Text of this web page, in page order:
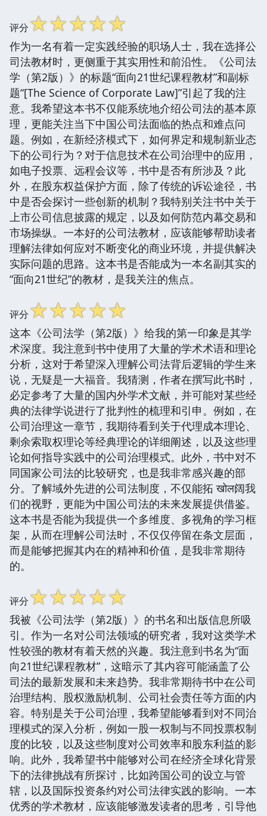
评分☆☆☆☆☆
作为一名有着一定实践经验的职场人士，我在选择公
司法教材时，更侧重于其实用性和前沿性。《公司法
学（第2版）》的标题“面向21世纪课程教材”和副标
题“[The Science of Corporate Law]”引起了我的注
意。我希望这本书不仅能系统地介绍公司法的基本原
理，更能关注当下中国公司法面临的热点和难点问
题。例如，在新经济模式下，如何界定和规制新业态
下的公司行为？对于信息技术在公司治理中的应用，
如电子投票、远程会议等，书中是否有所涉及？此
外，在股东权益保护方面，除了传统的诉讼途径，书
中是否会探讨一些创新的机制？我特别关注书中关于
上市公司信息披露的规定，以及如何防范内幕交易和
市场操纵。一本好的公司法教材，应该能够帮助读者
理解法律如何应对不断变化的商业环境，并提供解决
实际问题的思路。这本书是否能成为一本名副其实的
“面向21世纪”的教材，是我关注的焦点。
评分☆☆☆☆☆
这本《公司法学（第2版）》给我的第一印象是其学
术深度。我注意到书中使用了大量的学术术语和理论
分析，这对于希望深入理解公司法背后逻辑的学生来
说，无疑是一大福音。我猜测，作者在撰写此书时，
必定参考了大量的国内外学术文献，并可能对某些经
典的法律学说进行了批判性的梳理和引申。例如，在
公司治理这一章节，我期待看到关于代理成本理论、
剩余索取权理论等经典理论的详细阐述，以及这些理
论如何指导实践中的公司治理模式。此外，书中对不
同国家公司法的比较研究，也是我非常感兴趣的部
分。了解域外先进的公司法制度，不仅能拓 खोल阔我
们的视野，更能为中国公司法的未来发展提供借鉴。
这本书是否能为我提供一个多维度、多视角的学习框
架，从而在理解公司法时，不仅仅停留在条文层面，
而是能够把握其内在的精神和价值，是我非常期待
的。
评分☆☆☆☆☆
我被《公司法学（第2版）》的书名和出版信息所吸
引。作为一名对公司法领域的研究者，我对这类学术
性较强的教材有着天然的兴趣。我注意到书名为“面
向21世纪课程教材”，这暗示了其内容可能涵盖了公
司法的最新发展和未来趋势。我非常期待书中在公司
治理结构、股权激励机制、公司社会责任等方面的内
容。特别是关于公司治理，我希望能够看到对不同治
理模式的深入分析，例如一股一权制与不同投票权制
度的比较，以及这些制度对公司效率和股东利益的影
响。此外，我希望书中能够对公司在经济全球化背景
下的法律挑战有所探讨，比如跨国公司的设立与管
辖，以及国际投资条约对公司法律实践的影响。一本
优秀的学术教材，应该能够激发读者的思考，引导他